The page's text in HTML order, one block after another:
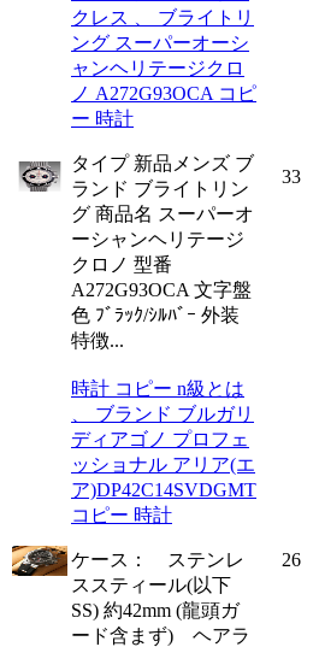
クレス 、 ブライトリ
ング スーパーオーシ
ャンヘリテージクロ
ノ A272G93OCA コピ
ー 時計
タイプ 新品メンズ ブ
ランド ブライトリン
グ 商品名 スーパーオ
ーシャンヘリテージ
クロノ 型番
A272G93OCA 文字盤
色 ﾌﾞﾗｯｸ/ｼﾙﾊﾞｰ 外装
特徴...
33
時計 コピー n級とは
、 ブランド ブルガリ
ディアゴノ プロフェ
ッショナル アリア(エ
ア)DP42C14SVDGMT
コピー 時計
ケース： ステンレ
ススティール(以下
SS) 約42mm (龍頭ガ
ード含まず) ヘアラ
26